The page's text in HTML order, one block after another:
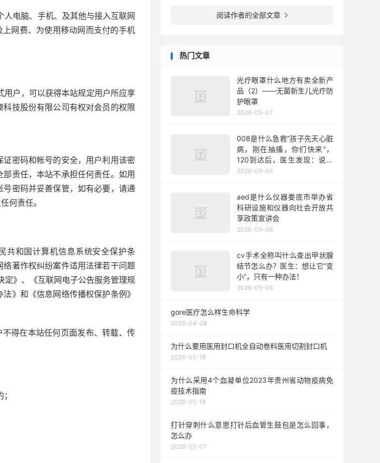
电脑、手机、及其他与接入互联网
网费、为使用移动网而支付的手机
用户，可以获得本站规定用户所应享
技股份有限公司有权对会员的权限
密码和帐号的安全，用户利用该密
责任，本站不承担任何责任。如用
密码并妥善保管，如有必要，请通
何责任。
共和国计算机信息系统安全保护条
著作权纠纷案件适用法律若干问题
》、《互联网电子公告服务管理规
》和《信息网络传播权保护条例》
得在本站任何页面发布、转载、传
阅读作者的全部文章 
热门文章
光疗眼罩什么地方有卖全新产
品（2）——无菌新生儿光疗防
护眼罩
2026-05-07
008是什么急救“孩子先天心脏
病，刚在抽搐，你们快来”，
120到达后，医生发现：说的
是宠物狗
2026-05-06
aed是什么仪器娄底市举办省
科研设施和仪器向社会开放共
享政策宣讲会
2026-05-06
cv手术全称叫什么查出甲状腺
结节怎么办？医生：想让它“变
小”，只有一种办法！
2026-05-06
gore医疗怎么样生命科学
2026-04-28
为什么要用医用封口机全自动卷料医用切割封口机
2026-05-18
为什么采用4个血凝单位2023年贵州省动物疫病免
疫技术指南
2026-05-18
打针穿刺什么意思打针后血管生鼓包是怎么回事，
怎么办
2026-05-07